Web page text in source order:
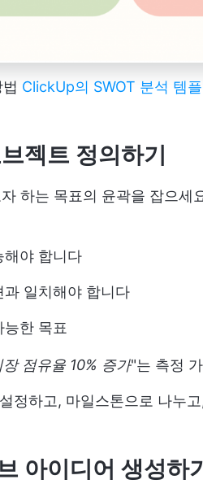
ClickUp의 SWOT 분석 템
젝트 정의하기
하는 목표의 윤곽을 잡으세
해야 합니다
일치해야 합니다
능한 목표
점유율 10% 증가"는 측정
정하고, 마일스톤으로 나누
아이디어 생성하